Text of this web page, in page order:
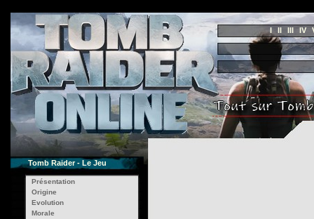
I II III IV
Tomb Raider - Le Jeu
Présentation
Origine
Evolution
Morale